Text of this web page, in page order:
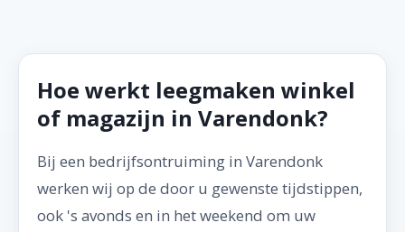
Hoe werkt leegmaken winkel
of magazijn in Varendonk?
Bij een bedrijfsontruiming in Varendonk
werken wij op de door u gewenste tijdstippen,
ook 's avonds en in het weekend om uw